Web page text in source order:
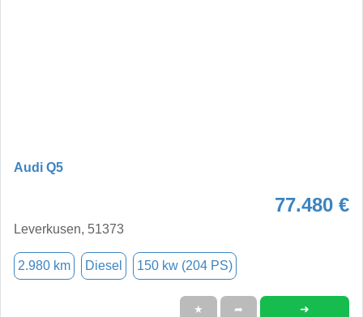
Audi Q5
77.480 €
Leverkusen, 51373
2.980 km Diesel 150 kw (204 PS)
★ ➦ ➜